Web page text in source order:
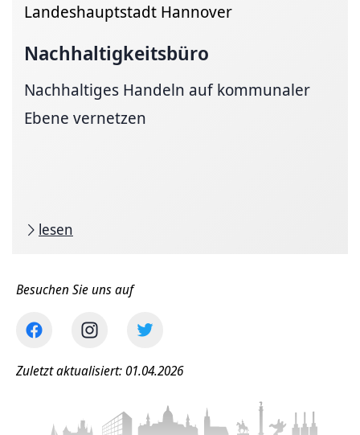
Landeshauptstadt Hannover
Nachhaltigkeitsbüro
Nachhaltiges Handeln auf kommunaler
Ebene vernetzen
lesen
Besuchen Sie uns auf
Zuletzt aktualisiert: 01.04.2026